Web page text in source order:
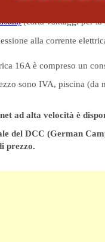
soggiorno a partire da
(carta vantaggi per
alla corrente
16A è compreso un
sono IVA, piscina
ad alta velocità è
del DCC (German
prezzo.